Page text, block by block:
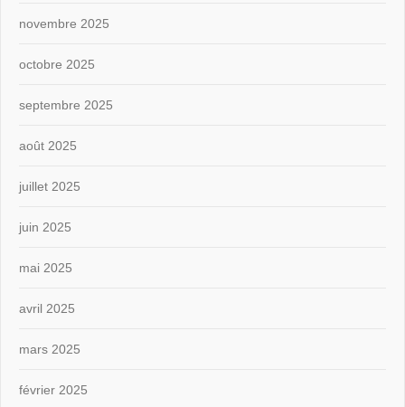
novembre 2025
octobre 2025
septembre 2025
août 2025
juillet 2025
juin 2025
mai 2025
avril 2025
mars 2025
février 2025